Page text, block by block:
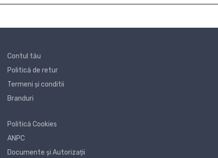
Contul tău
Politică de retur
Termeni și conditii
Branduri
Politică Cookies
ANPC
Documente și Autorizații